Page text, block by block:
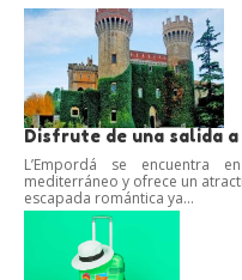
Disfrute de una salida a
L’Empordá se
mediterráneo y ofrece un
escapada romántica ya...